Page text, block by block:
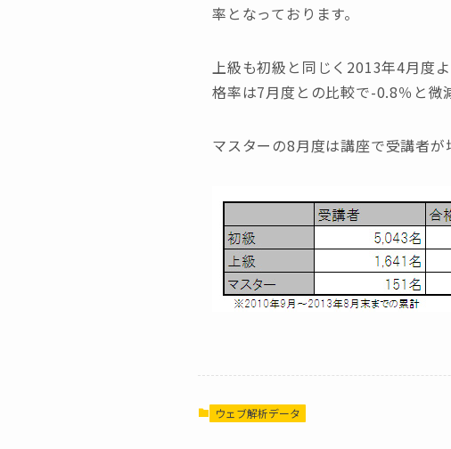
率となっております。
上級も初級と同じく2013年4月度
格率は7月度との比較で-0.8％と微
マスターの8月度は講座で受講者
ウェブ解析データ